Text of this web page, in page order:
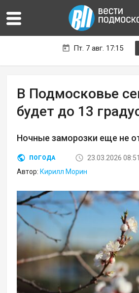
Пт. 7 авг. 17:15
В Подмосковье
будет до 13
Ночные заморозки еще не
ПОГОДА
23.03.2026 08:51
Автор: Кирилл Морин